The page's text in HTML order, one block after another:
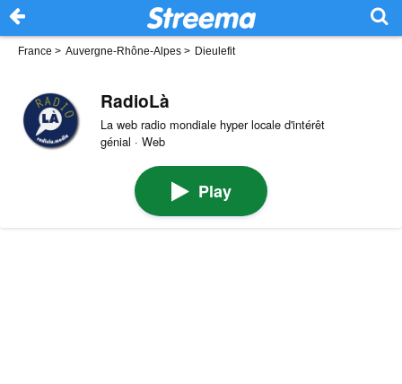
France > Auvergne-Rhône-Alpes > Dieulefit
RadioLà
La web radio mondiale hyper locale d'intérêt
génial · Web
Play